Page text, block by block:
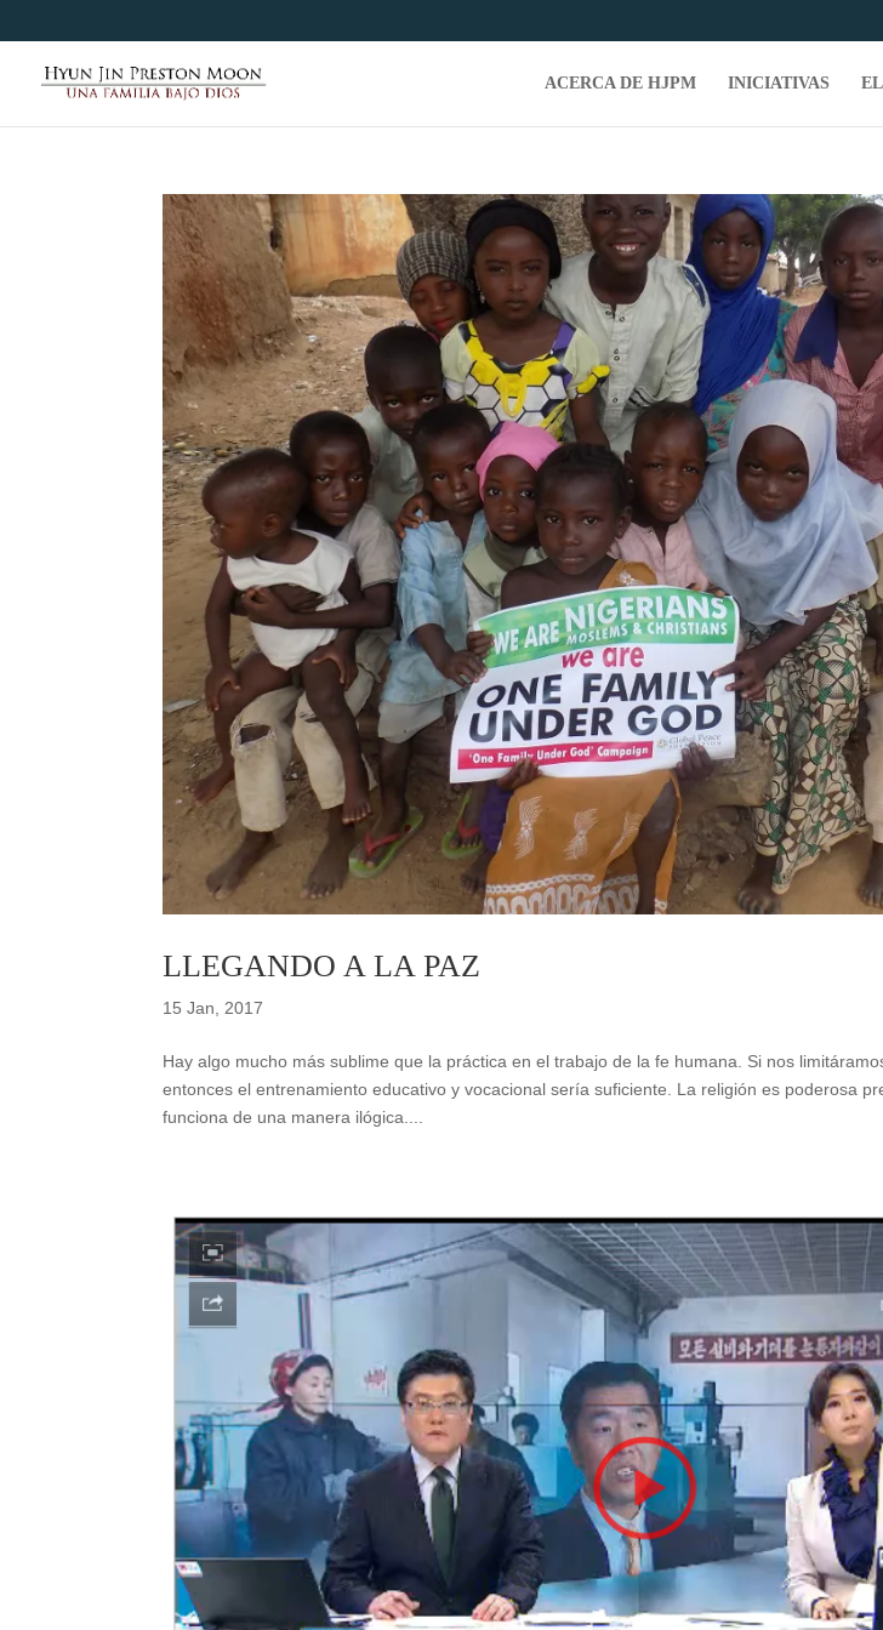
ACERCA DE HJPM INICIATIVAS
LLEGANDO A LA PAZ
15 Jan, 2017
Hay algo mucho más sublime que la práctica en el trabajo de la fe humana. Si nos
entonces el entrenamiento educativo y vocacional sería suficiente. La religión es poderosa
funciona de una manera ilógica....